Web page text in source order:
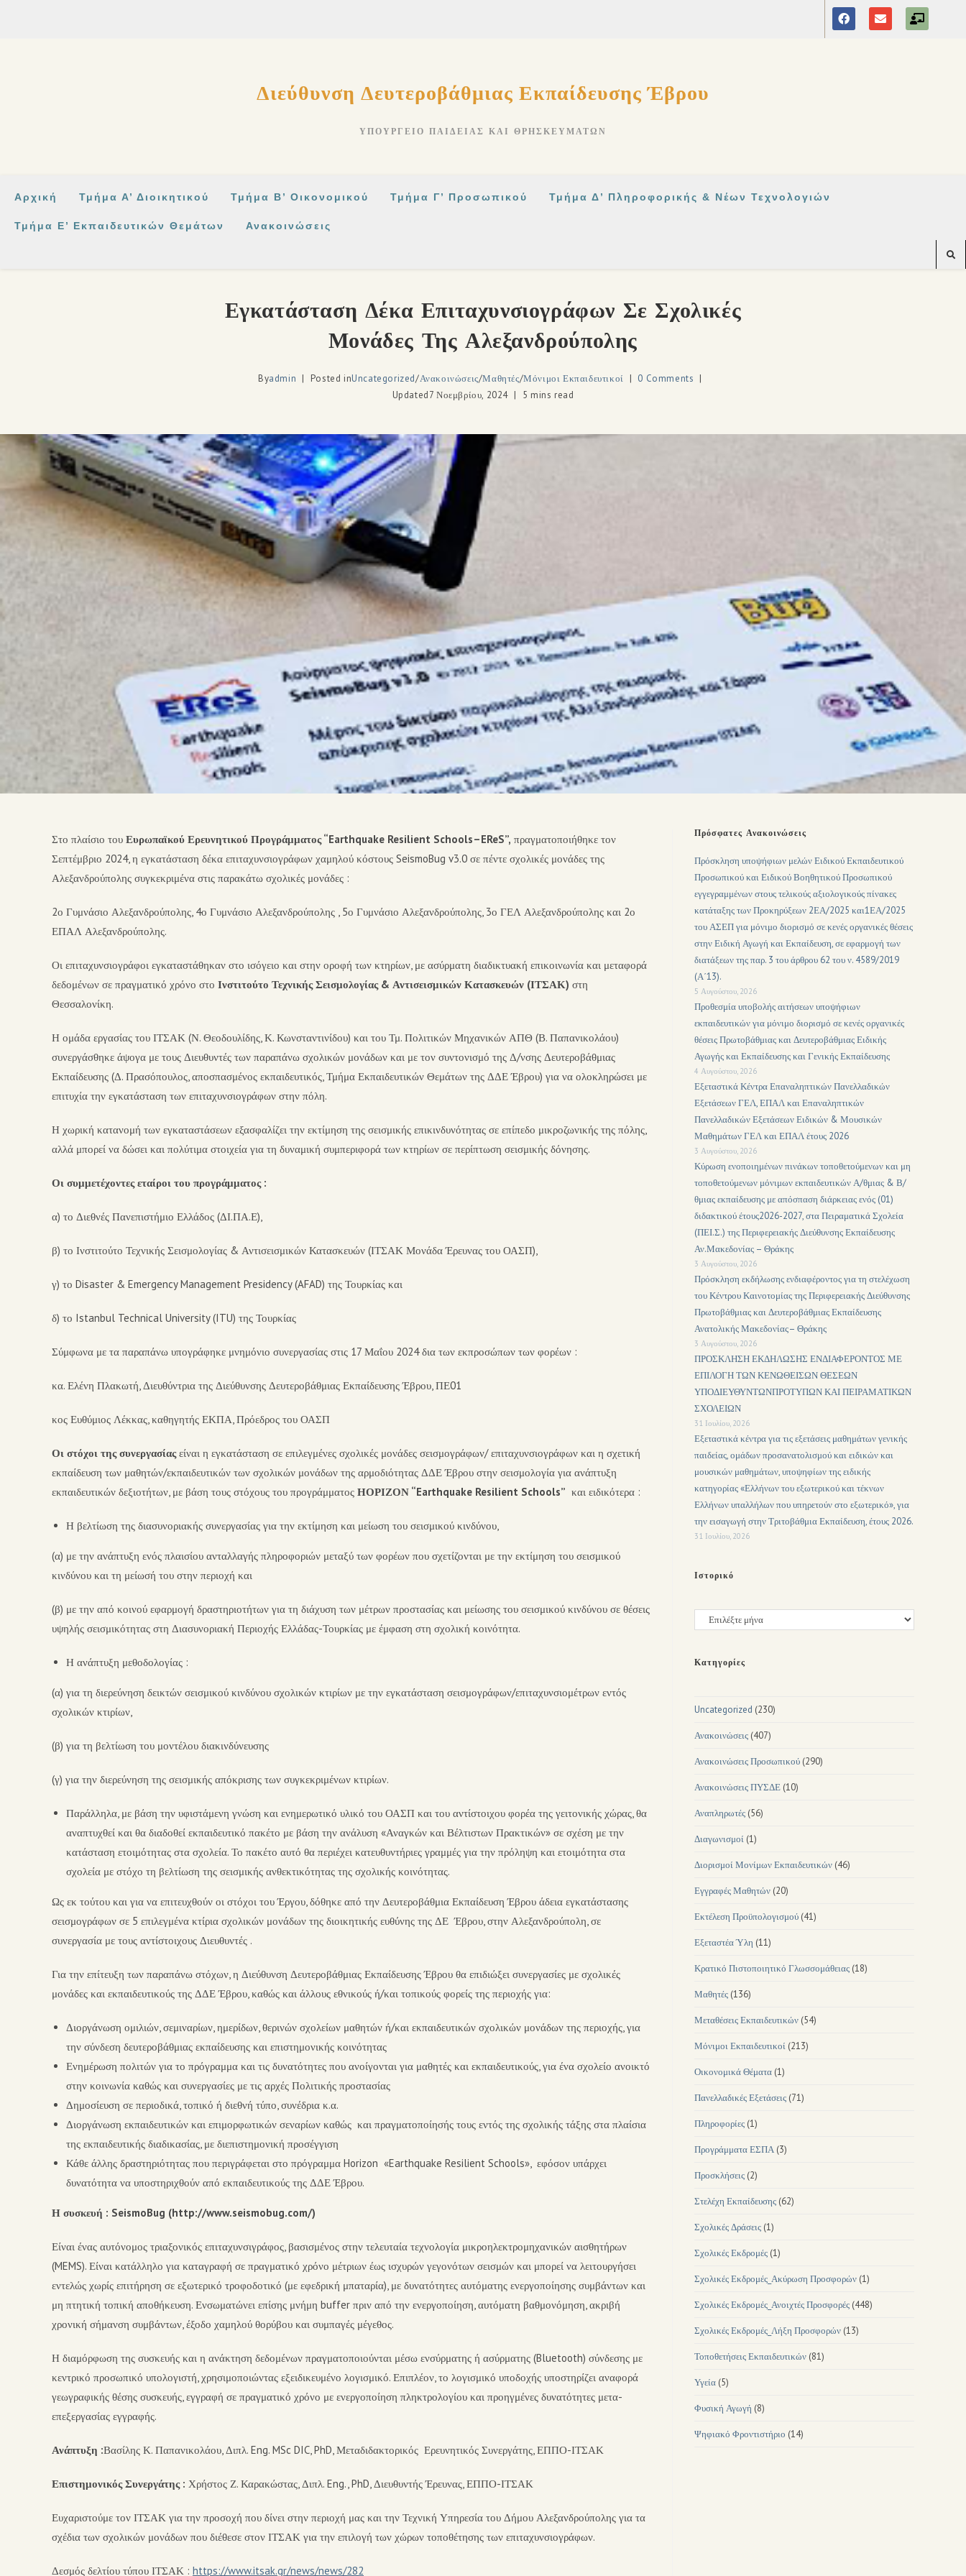
Διεύθυνση Δευτεροβάθμιας Εκπαίδευσης Έβρου
ΥΠΟΥΡΓΕΊΟ ΠΑΙΔΕΊΑΣ ΚΑΙ ΘΡΗΣΚΕΥΜΆΤΩΝ
Αρχική Τμήμα Α’ Διοικητικού Τμήμα Β’ Οικονομικού Τμήμα Γ’ Προσωπικού Τμήμα Δ’ Πληροφορικής & Νέων Τεχνολογιών
Τμήμα Ε’ Εκπαιδευτικών Θεμάτων Ανακοινώσεις
Εγκατάσταση Δέκα Επιταχυνσιογράφων Σε Σχολικές
Μονάδες Της Αλεξανδρούπολης
Byadmin Posted inUncategorized/Ανακοινώσεις/Μαθητές/Μόνιμοι Εκπαιδευτικοί
0 Comments
Updated7 Νοεμβρίου, 2024 5 mins read
Στο πλαίσιο του Ευρωπαϊκού Ερευνητικού Προγράμματος “Earthquake Resilient Schools–EReS”, πραγματοποιήθηκε τον
Σεπτέμβριο 2024, η εγκατάσταση δέκα επιταχυνσιογράφων χαμηλού κόστους SeismoBug v3.0 σε πέντε σχολικές μονάδες της
Αλεξανδρούπολης συγκεκριμένα στις παρακάτω σχολικές μονάδες :
2ο Γυμνάσιο Αλεξανδρούπολης, 4ο Γυμνάσιο Αλεξανδρούπολης , 5ο Γυμνάσιο Αλεξανδρούπολης, 3ο ΓΕΛ Αλεξανδρούπολης και 2ο
ΕΠΑΛ Αλεξανδρούπολης.
Οι επιταχυνσιογράφοι εγκαταστάθηκαν στο ισόγειο και στην οροφή των κτηρίων, με ασύρματη διαδικτυακή επικοινωνία και μεταφορά
δεδομένων σε πραγματικό χρόνο στο Ινστιτούτο Τεχνικής Σεισμολογίας & Αντισεισμικών Κατασκευών (ΙΤΣΑΚ) στη
Θεσσαλονίκη.
Η ομάδα εργασίας του ΙΤΣΑΚ (Ν. Θεοδουλίδης, Κ. Κωνσταντινίδου) και του Τμ. Πολιτικών Μηχανικών ΑΠΘ (Β. Παπανικολάου)
συνεργάσθηκε άψογα με τους Διευθυντές των παραπάνω σχολικών μονάδων και με τον συντονισμό της Δ/νσης Δευτεροβάθμιας
Εκπαίδευσης (Δ. Πρασόπουλος, αποσπασμένος εκπαιδευτικός, Τμήμα Εκπαιδευτικών Θεμάτων της ΔΔΕ Έβρου) για να ολοκληρώσει με
επιτυχία την εγκατάσταση των επιταχυνσιογράφων στην πόλη.
Η χωρική κατανομή των εγκαταστάσεων εξασφαλίζει την εκτίμηση της σεισμικής επικινδυνότητας σε επίπεδο μικροζωνικής της πόλης,
αλλά μπορεί να δώσει και πολύτιμα στοιχεία για τη δυναμική συμπεριφορά των κτηρίων σε περίπτωση σεισμικής δόνησης.
Οι συμμετέχοντες εταίροι του προγράμματος :
α) το Διεθνές Πανεπιστήμιο Ελλάδος (ΔΙ.ΠΑ.Ε),
β) το Ινστιτούτο Τεχνικής Σεισμολογίας & Αντισεισμικών Κατασκευών (ΙΤΣΑΚ Μονάδα Έρευνας του ΟΑΣΠ),
γ) το Disaster & Emergency Management Presidency (AFAD) της Τουρκίας και
δ) το Istanbul Technical University (ITU) της Τουρκίας
Σύμφωνα με τα παραπάνω υπογράφηκε μνημόνιο συνεργασίας στις 17 Μαΐου 2024 δια των εκπροσώπων των φορέων :
κα. Ελένη Πλακωτή, Διευθύντρια της Διεύθυνσης Δευτεροβάθμιας Εκπαίδευσης Έβρου, ΠΕ01
κος Ευθύμιος Λέκκας, καθηγητής ΕΚΠΑ, Πρόεδρος του ΟΑΣΠ
Οι στόχοι της συνεργασίαςείναι η εγκατάσταση σε επιλεγμένες σχολικές μονάδες σεισμογράφων/ επιταχυνσιογράφων και η σχετική
εκπαίδευση των μαθητών/εκπαιδευτικών των σχολικών μονάδων της αρμοδιότητας ΔΔΕ Έβρου στην σεισμολογία για ανάπτυξη
εκπαιδευτικών δεξιοτήτων, με βάση τους στόχους του προγράμματος ΗΟΡΙΖΟΝ “Earthquake Resilient Schools” και ειδικότερα :
Η βελτίωση της διασυνοριακής συνεργασίας για την εκτίμηση και μείωση του σεισμικού κινδύνου,
(α) με την ανάπτυξη ενός πλαισίου ανταλλαγής πληροφοριών μεταξύ των φορέων που σχετίζονται με την εκτίμηση του σεισμικού
κινδύνου και τη μείωσή του στην περιοχή και
(β) με την από κοινού εφαρμογή δραστηριοτήτων για τη διάχυση των μέτρων προστασίας και μείωσης του σεισμικού κινδύνου σε θέσεις
υψηλής σεισμικότητας στη Διασυνοριακή Περιοχής Ελλάδας-Τουρκίας με έμφαση στη σχολική κοινότητα.
Η ανάπτυξη μεθοδολογίας :
(α) για τη διερεύνηση δεικτών σεισμικού κινδύνου σχολικών κτιρίων με την εγκατάσταση σεισμογράφων/επιταχυνσιομέτρων εντός
σχολικών κτιρίων,
(β) για τη βελτίωση του μοντέλου διακινδύνευσης
(γ) για την διερεύνηση της σεισμικής απόκρισης των συγκεκριμένων κτιρίων.
Παράλληλα, με βάση την υφιστάμενη γνώση και ενημερωτικό υλικό του ΟΑΣΠ και του αντίστοιχου φορέα της γειτονικής χώρας, θα
αναπτυχθεί και θα διαδοθεί εκπαιδευτικό πακέτο με βάση την ανάλυση «Αναγκών και Βέλτιστων Πρακτικών» σε σχέση με την
κατάσταση ετοιμότητας στα σχολεία. Το πακέτο αυτό θα περιέχει κατευθυντήριες γραμμές για την πρόληψη και ετοιμότητα στα
σχολεία με στόχο τη βελτίωση της σεισμικής ανθεκτικότητας της σχολικής κοινότητας.
Ως εκ τούτου και για να επιτευχθούν οι στόχοι του Έργου, δόθηκε από την Δευτεροβάθμια Εκπαίδευση Έβρου άδεια εγκατάστασης
σεισμογράφων σε 5 επιλεγμένα κτίρια σχολικών μονάδων της διοικητικής ευθύνης της ΔΕ Έβρου, στην Αλεξανδρούπολη, σε
συνεργασία με τους αντίστοιχους Διευθυντές .
Για την επίτευξη των παραπάνω στόχων, η Διεύθυνση Δευτεροβάθμιας Εκπαίδευσης Έβρου θα επιδιώξει συνεργασίες με σχολικές
μονάδες και εκπαιδευτικούς της ΔΔΕ Έβρου, καθώς και άλλους εθνικούς ή/και τοπικούς φορείς της περιοχής για:
Διοργάνωση ομιλιών, σεμιναρίων, ημερίδων, θερινών σχολείων μαθητών ή/και εκπαιδευτικών σχολικών μονάδων της περιοχής, για
την σύνδεση δευτεροβάθμιας εκπαίδευσης και επιστημονικής κοινότητας
Ενημέρωση πολιτών για το πρόγραμμα και τις δυνατότητες που ανοίγονται για μαθητές και εκπαιδευτικούς, για ένα σχολείο ανοικτό
στην κοινωνία καθώς και συνεργασίες με τις αρχές Πολιτικής προστασίας
Δημοσίευση σε περιοδικά, τοπικό ή διεθνή τύπο, συνέδρια κ.α.
Διοργάνωση εκπαιδευτικών και επιμορφωτικών σεναρίων καθώς και πραγματοποίησής τους εντός της σχολικής τάξης στα πλαίσια
της εκπαιδευτικής διαδικασίας, με διεπιστημονική προσέγγιση
Κάθε άλλης δραστηριότητας που περιγράφεται στο πρόγραμμα Horizon «Earthquake Resilient Schools», εφόσον υπάρχει
δυνατότητα να υποστηριχθούν από εκπαιδευτικούς της ΔΔΕ Έβρου.
Η συσκευή : SeismoBug (http://www.seismobug.com/)
Είναι ένας αυτόνομος τριαξονικός επιταχυνσιγράφος, βασισμένος στην τελευταία τεχνολογία μικροηλεκτρομηχανικών αισθητήρων
(MEMS). Είναι κατάλληλο για καταγραφή σε πραγματικό χρόνο μέτριων έως ισχυρών γεγονότων σεισμών και μπορεί να λειτουργήσει
εντελώς χωρίς επιτήρηση σε εξωτερικό τροφοδοτικό (με εφεδρική μπαταρία), με δυνατότητες αυτόματης ενεργοποίησης συμβάντων και
μη πτητική τοπική αποθήκευση. Ενσωματώνει επίσης μνήμη buffer πριν από την ενεργοποίηση, αυτόματη βαθμονόμηση, ακριβή
χρονική σήμανση συμβάντων, έξοδο χαμηλού θορύβου και συμπαγές μέγεθος.
Η διαμόρφωση της συσκευής και η ανάκτηση δεδομένων πραγματοποιούνται μέσω ενσύρματης ή ασύρματης (Bluetooth) σύνδεσης με
κεντρικό προσωπικό υπολογιστή, χρησιμοποιώντας εξειδικευμένο λογισμικό. Επιπλέον, το λογισμικό υποδοχής υποστηρίζει αναφορά
γεωγραφικής θέσης συσκευής, εγγραφή σε πραγματικό χρόνο με ενεργοποίηση πληκτρολογίου και προηγμένες δυνατότητες μετα-
επεξεργασίας εγγραφής.
Ανάπτυξη :Βασίλης Κ. Παπανικολάου, Διπλ. Eng. MSc DIC, PhD, Μεταδιδακτορικός Ερευνητικός Συνεργάτης, ΕΠΠΟ-ΙΤΣΑΚ
Επιστημονικός Συνεργάτης : Χρήστος Ζ. Καρακώστας, Διπλ. Eng., PhD, Διευθυντής Έρευνας, ΕΠΠΟ-ΙΤΣΑΚ
Ευχαριστούμε τον ΙΤΣΑΚ για την προσοχή που δίνει στην περιοχή μας και την Τεχνική Υπηρεσία του Δήμου Αλεξανδρούπολης για τα
σχέδια των σχολικών μονάδων που διέθεσε στον ΙΤΣΑΚ για την επιλογή των χώρων τοποθέτησης των επιταχυνσιογράφων.
Δεσμός δελτίου τύπου ΙΤΣΑΚ : https://www.itsak.gr/news/news/282
Πρόσφατες Ανακοινώσεις
Πρόσκληση υποψήφιων μελών Ειδικού Εκπαιδευτικού
Προσωπικού και Ειδικού Βοηθητικού Προσωπικού
εγγεγραμμένων στους τελικούς αξιολογικούς πίνακες
κατάταξης των Προκηρύξεων 2ΕΑ/2025 και1ΕΑ/2025
του ΑΣΕΠ για μόνιμο διορισμό σε κενές οργανικές θέσεις
στην Ειδική Αγωγή και Εκπαίδευση, σε εφαρμογή των
διατάξεων της παρ. 3 του άρθρου 62 του ν. 4589/2019
(Α΄13).
5 Αυγούστου, 2026
Προθεσμία υποβολής αιτήσεων υποψήφιων
εκπαιδευτικών για μόνιμο διορισμό σε κενές οργανικές
θέσεις Πρωτοβάθμιας και Δευτεροβάθμιας Ειδικής
Αγωγής και Εκπαίδευσης και Γενικής Εκπαίδευσης
4 Αυγούστου, 2026
Εξεταστικά Κέντρα Επαναληπτικών Πανελλαδικών
Εξετάσεων ΓΕΛ, ΕΠΑΛ και Επαναληπτικών
Πανελλαδικών Εξετάσεων Ειδικών & Μουσικών
Μαθημάτων ΓΕΛ και ΕΠΑΛ έτους 2026
3 Αυγούστου, 2026
Κύρωση ενοποιημένων πινάκων τοποθετούμενων και μη
τοποθετούμενων μόνιμων εκπαιδευτικών Α/θμιας & Β/
θμιας εκπαίδευσης με απόσπαση διάρκειας ενός (01)
διδακτικού έτους2026-2027, στα Πειραματικά Σχολεία
(ΠΕΙ.Σ.) της Περιφερειακής Διεύθυνσης Εκπαίδευσης
Αν.Μακεδονίας – Θράκης
3 Αυγούστου, 2026
Πρόσκληση εκδήλωσης ενδιαφέροντος για τη στελέχωση
του Κέντρου Καινοτομίας της Περιφερειακής Διεύθυνσης
Πρωτοβάθμιας και Δευτεροβάθμιας Εκπαίδευσης
Ανατολικής Μακεδονίας– Θράκης
3 Αυγούστου, 2026
ΠΡΟΣΚΛΗΣΗ ΕΚΔΗΛΩΣΗΣ ΕΝΔΙΑΦΕΡΟΝΤΟΣ ΜΕ
ΕΠΙΛΟΓΗ ΤΩΝ ΚΕΝΩΘΕΙΣΩΝ ΘΕΣΕΩΝ
ΥΠΟΔΙΕΥΘΥΝΤΩΝΠΡΟΤΥΠΩΝ ΚΑΙ ΠΕΙΡΑΜΑΤΙΚΩΝ
ΣΧΟΛΕΙΩΝ
31 Ιουλίου, 2026
Εξεταστικά κέντρα για τις εξετάσεις μαθημάτων γενικής
παιδείας, ομάδων προσανατολισμού και ειδικών και
μουσικών μαθημάτων, υποψηφίων της ειδικής
κατηγορίας «Ελλήνων του εξωτερικού και τέκνων
Ελλήνων υπαλλήλων που υπηρετούν στο εξωτερικό», για
την εισαγωγή στην Τριτοβάθμια Εκπαίδευση, έτους 2026.
31 Ιουλίου, 2026
Ιστορικό
Κατηγορίες
Uncategorized (230)
Ανακοινώσεις (407)
Ανακοινώσεις Προσωπικού (290)
Ανακοινώσεις ΠΥΣΔΕ (10)
Αναπληρωτές (56)
Διαγωνισμοί (1)
Διορισμοί Μονίμων Εκπαιδευτικών (46)
Εγγραφές Μαθητών (20)
Εκτέλεση Προϋπολογισμού (41)
Εξεταστέα Ύλη (11)
Κρατικό Πιστοποιητικό Γλωσσομάθειας (18)
Μαθητές (136)
Μεταθέσεις Εκπαιδευτικών (54)
Μόνιμοι Εκπαιδευτικοί (213)
Οικονομικά Θέματα (1)
Πανελλαδικές Εξετάσεις (71)
Πληροφορίες (1)
Προγράμματα ΕΣΠΑ (3)
Προσκλήσεις (2)
Στελέχη Εκπαίδευσης (62)
Σχολικές Δράσεις (1)
Σχολικές Εκδρομές (1)
Σχολικές Εκδρομές_Ακύρωση Προσφορών (1)
Σχολικές Εκδρομές_Ανοιχτές Προσφορές (448)
Σχολικές Εκδρομές_Λήξη Προσφορών (13)
Τοποθετήσεις Εκπαιδευτικών (81)
Υγεία (5)
Φυσική Αγωγή (8)
Ψηφιακό Φροντιστήριο (14)